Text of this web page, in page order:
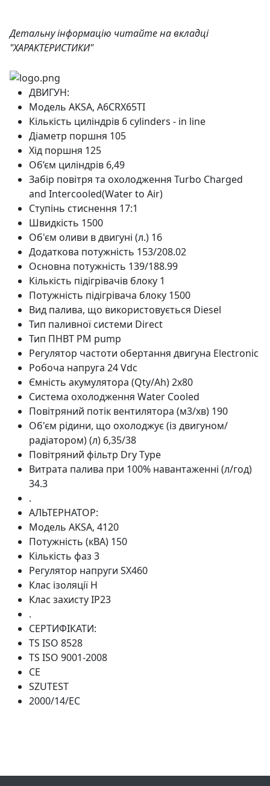
Детальну інформацію читайте на вкладці
"ХАРАКТЕРИСТИКИ"
ДВИГУН:
Модель AKSA, A6CRX65TI
Кількість циліндрів 6 cylinders - in line
Діаметр поршня 105
Хід поршня 125
Об’єм циліндрів 6,49
Забір повітря та охолодження Turbo Charged
and Intercooled(Water to Air)
Ступінь стиснення 17:1
Швидкість 1500
Об'єм оливи в двигуні (л.) 16
Додаткова потужність 153/208.02
Основна потужність 139/188.99
Кількість підігрівачів блоку 1
Потужність підігрівача блоку 1500
Вид палива, що використовується Diesel
Тип паливної системи Direct
Тип ПНВТ PM pump
Регулятор частоти обертання двигуна Electronic
Робоча напруга 24 Vdc
Ємність акумулятора (Qty/Ah)2x80
Система охолодження Water Cooled
Повітряний потік вентилятора (м3/хв) 190
Об'єм рідини, що охолоджує (із двигуном/
радіатором) (л) 6,35/38
Повітряний фільтр Dry Type
Витрата палива при 100% навантаженні (л/год)
34.3
.
АЛЬТЕРНАТОР:
Модель AKSA, 4120
Потужність (кВА) 150
Кількість фаз 3
Регулятор напруги SX460
Клас ізоляціїH
Клас захистуIP23
.
СЕРТИФІКАТИ:
TS ISO 8528
TS ISO 9001-2008
CE
SZUTEST
2000/14/EC